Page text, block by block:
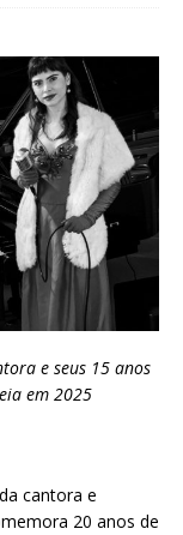
e seus 15 anos
em 2025
cantora e
20 anos de